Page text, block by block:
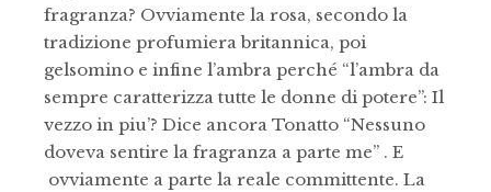
fragranza? Ovviamente la rosa, secondo la
tradizione profumiera britannica, poi
gelsomino e infine l’ambra perché “l’ambra da
sempre caratterizza tutte le donne di potere”: Il
vezzo in piu’? Dice ancora Tonatto “Nessuno
doveva sentire la fragranza a parte me” . E
ovviamente a parte la reale committente. La